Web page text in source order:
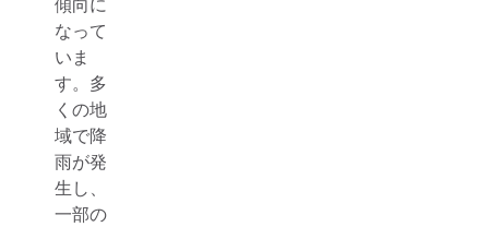
傾向に
なって
いま
す。多
くの地
域で降
雨が発
生し、
一部の